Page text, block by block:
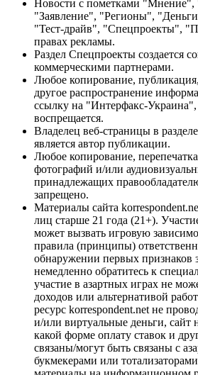
Новости с пометками "Мнение",
"Заявление", "Регионы",
"Тест-драйв", "Спецпроекты",
правах рекламы.
Раздел Спецпроекты создается
коммерческими партнерами.
Любое копирование,
другое распространение
ссылку на "Интерфакс-Украина",
воспрещается.
Владелец веб-страницы в
является автор публикации.
Любое копирование,
фотографий и/или
принадлежащих
запрещено.
Материалы сайта
лиц старше 21 года (21+).
может вызвать игровую
правила (принципы)
обнаружении первых признаков
немедленно обратитесь к
участие в азартных играх не
доходов или альтернативой
ресурс korrespondent.net не
и/или виртуальные деньги, сайт
какой форме оплату ставок и
связаны/могут быть связаны с
букмекерами или